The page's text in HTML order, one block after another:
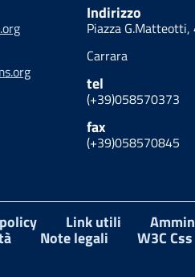
Indirizzo
Piazza G.Matteotti,
Carrara
tel
(+39)058570373
fax
(+39)058570845
Link utili
Note legali W3C Css